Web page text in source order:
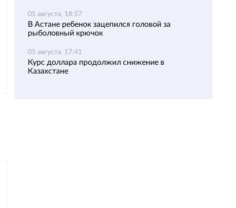
05 августа, 18:57
В Астане ребенок зацепился головой за
рыболовный крючок
05 августа, 17:41
Курс доллара продолжил снижение в
Казахстане